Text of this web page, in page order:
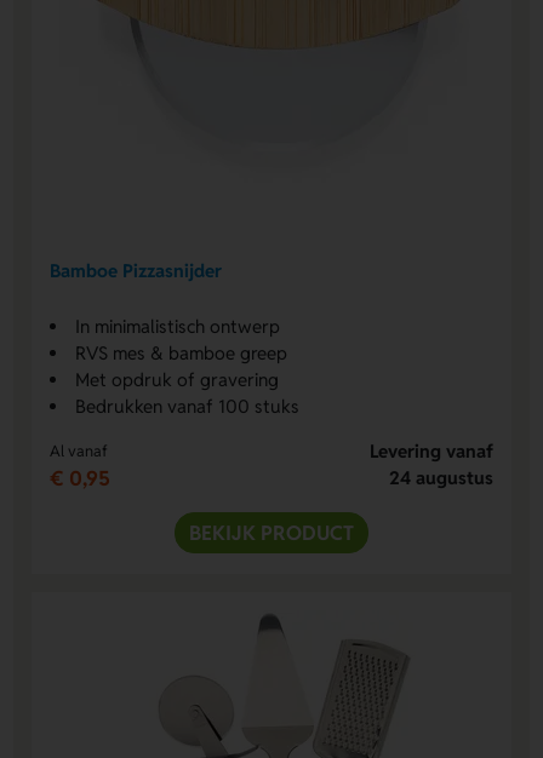
Bamboe Pizzasnijder
In minimalistisch ontwerp
RVS mes & bamboe greep
Met opdruk of gravering
Bedrukken vanaf 100 stuks
Al vanaf
€ 0,95
Levering vanaf
24 augustus
BEKIJK PRODUCT